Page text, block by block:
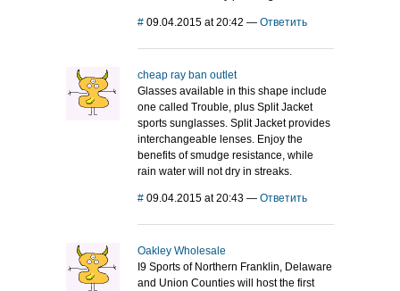
# 09.04.2015 at 20:42 — Ответить
cheap ray ban outlet
Glasses available in this shape include
one called Trouble, plus Split Jacket
sports sunglasses. Split Jacket provides
interchangeable lenses. Enjoy the
benefits of smudge resistance, while
rain water will not dry in streaks.
# 09.04.2015 at 20:43 — Ответить
Oakley Wholesale
I9 Sports of Northern Franklin, Delaware
and Union Counties will host the first